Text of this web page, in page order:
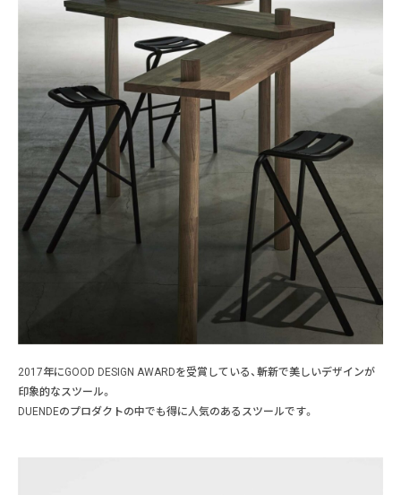
2017年にGOOD DESIGN AWARDを受賞している、斬新で美しいデザインが
印象的なスツール。
DUENDEのプロダクトの中でも得に人気のあるスツールです。